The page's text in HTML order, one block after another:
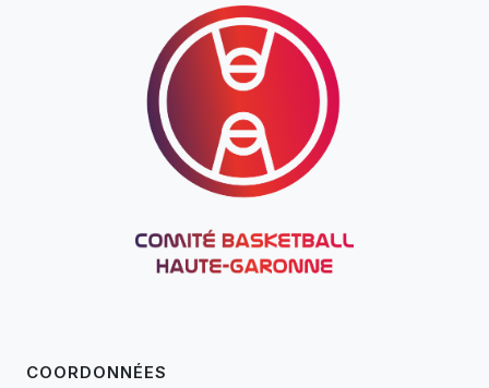
COORDONNÉES